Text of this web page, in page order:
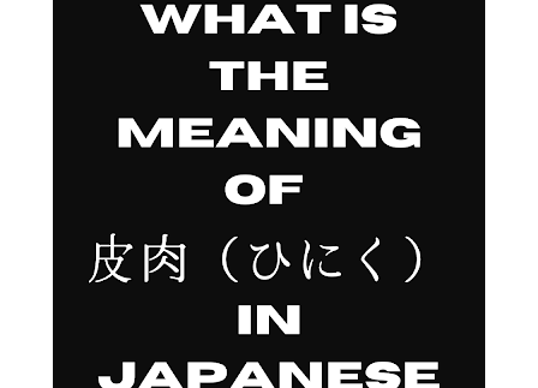
完成返还手续后，工作人员把新的入札仕様書交给了我。 就在这
过一次。 因此，我误以为之后领取新的入札仕様書时，就不需要
再携带了。 工作人员告诉我： 資格証明書并不是第一次提交之后
就一直有效，而是每次领取新的入札仕様書时，都需要再次出
示。 由于这是我第一次没有携带，对方这次没有追究，仍然让我
取新的入札仕様書，都必须携带資格証明書。 这也成为我以后必
须记住的一项固定流程。 整个过程其实没有想象中困难 在出发之
前，我最担心的是： 门口电话应该怎么说？ 敬语会不会说错？